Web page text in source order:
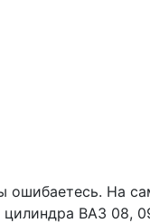
ошибаетесь. На
ВАЗ 08,